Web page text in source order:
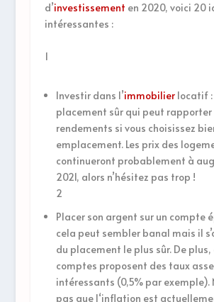
d’investissement en 2020, voici 20
intéressantes :
1
Investir dans l’immobilierlocatif :
placement sûr qui peut rapporter
rendements si vous choisissez
emplacement. Les prix des
continueront probablement à
2021, alors n’hésitez pas trop !
2
Placer son argent sur un compte
cela peut sembler banal mais il
du placement le plus sûr. De
comptes proposent des taux
intéressants (0,5% par exemple).
pas que l‘inflation est